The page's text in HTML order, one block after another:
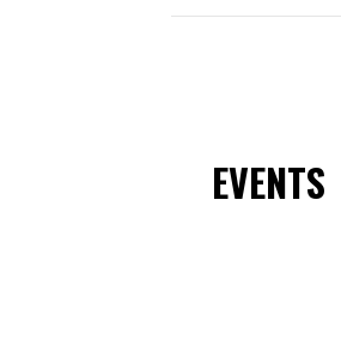
EVENTS